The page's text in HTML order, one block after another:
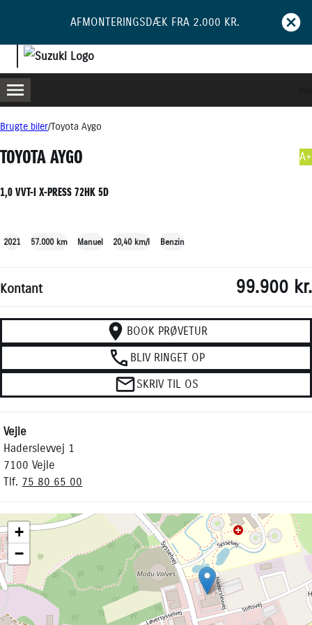
AFMONTERINGSDÆK FRA 2.000 KR.
MENU
Brugte biler Toyota Aygo
TOYOTA AYGO
1,0 VVT-I X-PRESS 72HK 5D
A+
2021 57.000 km Manuel 20,40 km/l Benzin
Kontant 99.900 kr.
BOOK PRØVETUR
BLIV RINGET OP
SKRIV TIL OS
Vejle
Haderslevvej 1
7100 Vejle
Tlf. 75 80 65 00